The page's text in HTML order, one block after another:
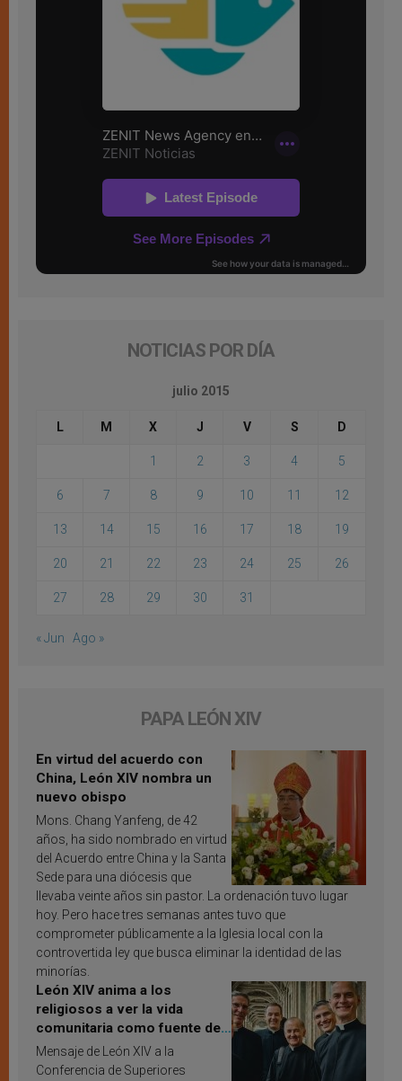
NOTICIAS POR DÍA
julio 2015
L M X J V S D
1 2 3 4 5
6 7 8 9 10 11 12
13 14 15 16 17 18 19
20 21 22 23 24 25 26
27 28 29 30 31
« Jun Ago »
PAPA LEÓN XIV
En virtud del acuerdo con
China, León XIV nombra un
nuevo obispo
Mons. Chang Yanfeng, de 42
años, ha sido nombrado en virtud
del Acuerdo entre China y la Santa
Sede para una diócesis que
llevaba veinte años sin pastor. La ordenación tuvo lugar
hoy. Pero hace tres semanas antes tuvo que
comprometer públicamente a la Iglesia local con la
controvertida ley que busca eliminar la identidad de las
minorías.
León XIV anima a los
religiosos a ver la vida
comunitaria como fuente de
inspiración y santificación
Mensaje de León XIV a la
Conferencia de Superiores